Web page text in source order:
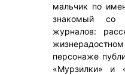
мальчик по
знакомый со
журналов:
персонаже
«Мурзилки» и